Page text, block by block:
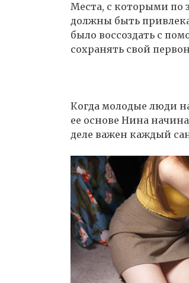
Места, с которыми по
должны быть
было воссоздать с
сохранять свой
Когда молодые люди
ее основе Нина
деле важен каждый